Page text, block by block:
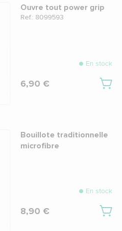
Ouvre tout power grip
Ref.: 8099593
En stock
6,90 €
Bouillote traditionnelle
microfibre
En stock
8,90 €